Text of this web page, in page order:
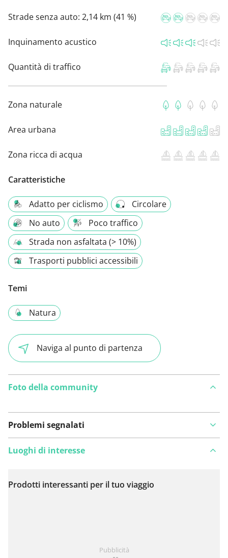
Strade senza auto: 2,14 km (41 %)
Inquinamento acustico
Quantità di traffico
Zona naturale
Area urbana
Zona ricca di acqua
Caratteristiche
Adatto per ciclismo
Circolare
No auto
Poco traffico
Strada non asfaltata (> 10%)
Trasporti pubblici accessibili
Temi
Natura
Naviga al punto di partenza
Foto della community
Problemi segnalati
Visualizza sulla mappa
Luoghi di interesse
Prodotti interessanti per il tuo viaggio
Pubblicità